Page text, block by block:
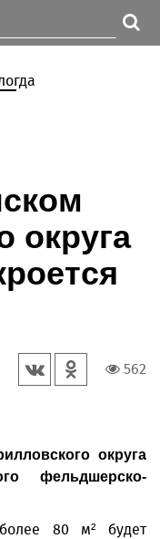
округа
562
округа
фельдшерско-
80 м² будет